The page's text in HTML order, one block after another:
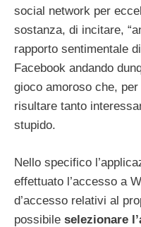
social network per
sostanza, di incitare,
rapporto sentimentale
Facebook andando
gioco amoroso che,
risultare tanto
stupido.
Nello specifico
effettuato l’accesso a
d’accesso relativi al
possibile selezionare